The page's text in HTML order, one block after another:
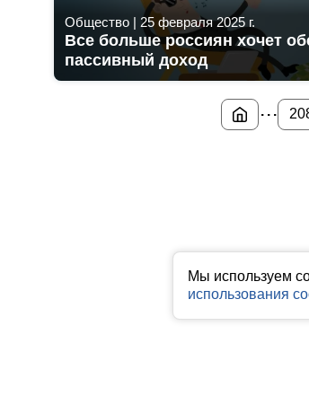
Мы используем
использования
Общество | 25 февраля 2025 г.
Все больше россиян хочет
пассивный доход
...